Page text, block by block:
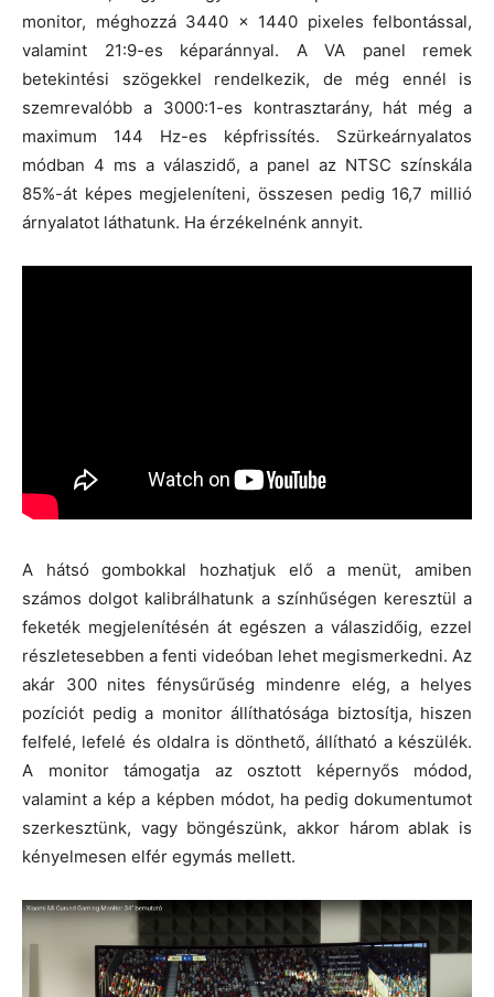
monitor, méghozzá 3440 x 1440 pixeles felbontással,
valamint 21:9-es képaránnyal. A VA panel remek
betekintési szögekkel rendelkezik, de még ennél is
szemrevalóbb a 3000:1-es kontrasztarány, hát még a
maximum 144 Hz-es képfrissítés. Szürkeárnyalatos
módban 4 ms a válaszidő, a panel az NTSC színskála
85%-át képes megjeleníteni, összesen pedig 16,7 millió
árnyalatot láthatunk. Ha érzékelnénk annyit.
A hátsó gombokkal hozhatjuk elő a menüt, amiben
számos dolgot kalibrálhatunk a színhűségen keresztül a
feketék megjelenítésén át egészen a válaszidőig, ezzel
részletesebben a fenti videóban lehet megismerkedni. Az
akár 300 nites fénysűrűség mindenre elég, a helyes
pozíciót pedig a monitor állíthatósága biztosítja, hiszen
felfelé, lefelé és oldalra is dönthető, állítható a készülék.
A monitor támogatja az osztott képernyős módod,
valamint a kép a képben módot, ha pedig dokumentumot
szerkesztünk, vagy böngészünk, akkor három ablak is
kényelmesen elfér egymás mellett.